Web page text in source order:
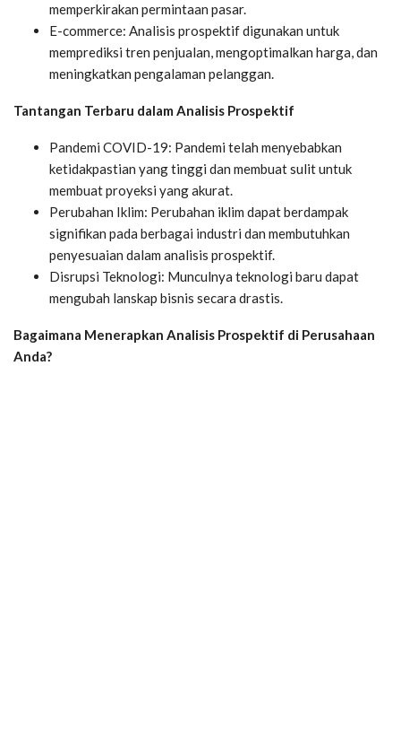
memperkirakan permintaan pasar.
E-commerce: Analisis prospektif digunakan untuk
memprediksi tren penjualan, mengoptimalkan harga, dan
meningkatkan pengalaman pelanggan.
Tantangan Terbaru dalam Analisis Prospektif
Pandemi COVID-19: Pandemi telah menyebabkan
ketidakpastian yang tinggi dan membuat sulit untuk
membuat proyeksi yang akurat.
Perubahan Iklim: Perubahan iklim dapat berdampak
signifikan pada berbagai industri dan membutuhkan
penyesuaian dalam analisis prospektif.
Disrupsi Teknologi: Munculnya teknologi baru dapat
mengubah lanskap bisnis secara drastis.
Bagaimana Menerapkan Analisis Prospektif di Perusahaan
Anda?